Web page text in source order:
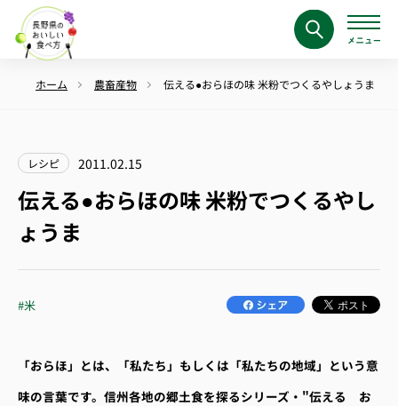
ホーム 農畜産物 伝える●おらほの味 米粉でつくるやしょうま
レシピ 2011.02.15
伝える●おらほの味 米粉でつくるやし
ょうま
#米
「おらほ」とは、「私たち」もしくは「私たちの地域」という意
味の言葉です。信州各地の郷土食を探るシリーズ・"伝える お